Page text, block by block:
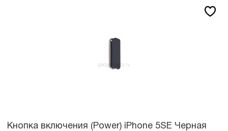
Кнопка включения (Power) iPhone 5SE Черная